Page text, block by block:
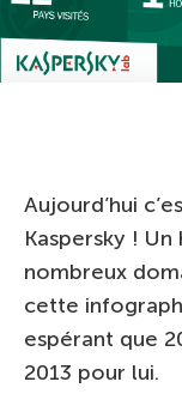
Aujourd’hui
Kaspersky !
nombreux
cette
espérant que
2013 pour lui.